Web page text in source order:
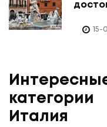
15-
категории
Италия